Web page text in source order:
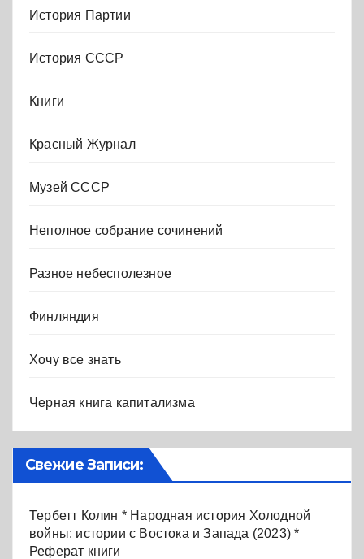
История Партии
История СССР
Книги
Красный Журнал
Музей СССР
Неполное собрание сочинений
Разное небесполезное
Финляндия
Хочу все знать
Черная книга капитализма
Свежие Записи:
Тербетт Колин * Народная история Холодной
войны: истории с Востока и Запада (2023) *
Реферат книги